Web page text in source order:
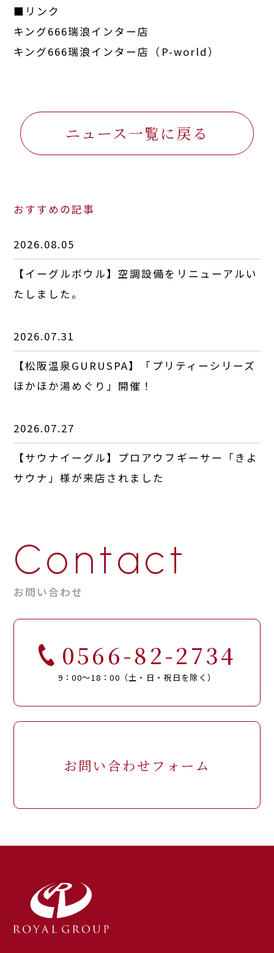
■リンク
キング666瑞浪インター店
キング666瑞浪インター店（P-world）
ニュース一覧に戻る
おすすめの記事
2026.08.05
【イーグルボウル】空調設備をリニューアルい
たしました。
2026.07.31
【松阪温泉GURUSPA】「プリティーシリーズ
ほかほか湯めぐり」開催！
2026.07.27
【サウナイーグル】プロアウフギーサー「きよ
サウナ」様が来店されました
Contact
お問い合わせ
0566-82-2734
9：00～18：00（土・日・祝日を除く）
お問い合わせフォーム